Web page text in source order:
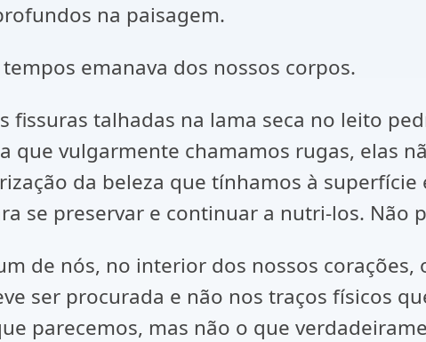
na paisagem.
emanava dos nossos corpos.
fissuras talhadas na lama seca no leito
que vulgarmente chamamos rugas, elas
da beleza que tínhamos à
se preservar e continuar a nutri-los. Não
de nós, no interior dos nossos
ser procurada e não nos traços físicos
parecemos, mas não o que